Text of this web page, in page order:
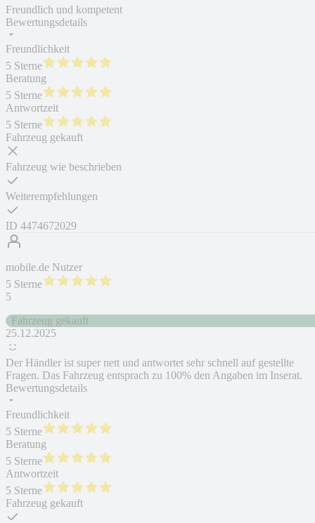
Freundlich und kompetent
Bewertungsdetails
Freundlichkeit
5 Sterne
Beratung
5 Sterne
Antwortzeit
5 Sterne
Fahrzeug gekauft
Fahrzeug wie beschrieben
Weiterempfehlungen
ID 4474672029
mobile.de Nutzer
5 Sterne
5
Fahrzeug gekauft
25.12.2025
Der Händler ist super nett und antwortet sehr schnell auf gestellte
Fragen. Das Fahrzeug entsprach zu 100% den Angaben im Inserat.
Bewertungsdetails
Freundlichkeit
5 Sterne
Beratung
5 Sterne
Antwortzeit
5 Sterne
Fahrzeug gekauft